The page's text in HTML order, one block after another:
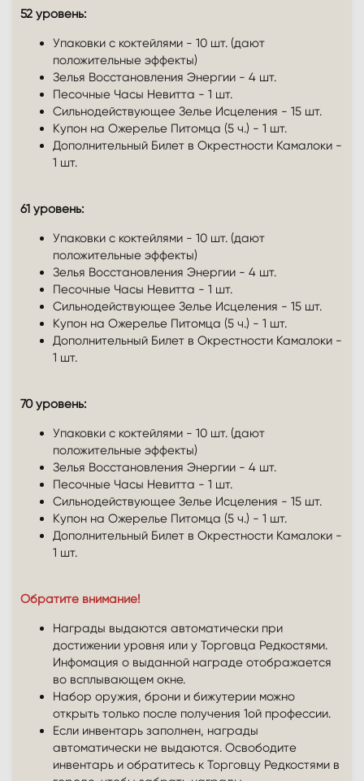
52 уровень:
Упаковки с коктейлями - 10 шт. (дают
положительные эффекты)
Зелья Восстановления Энергии - 4 шт.
Песочные Часы Невитта - 1 шт.
Сильнодействующее Зелье Исцеления - 15 шт.
Купон на Ожерелье Питомца (5 ч.) - 1 шт.
Дополнительный Билет в Окрестности Камалоки -
1 шт.
61 уровень:
Упаковки с коктейлями - 10 шт. (дают
положительные эффекты)
Зелья Восстановления Энергии - 4 шт.
Песочные Часы Невитта - 1 шт.
Сильнодействующее Зелье Исцеления - 15 шт.
Купон на Ожерелье Питомца (5 ч.) - 1 шт.
Дополнительный Билет в Окрестности Камалоки -
1 шт.
70 уровень:
Упаковки с коктейлями - 10 шт. (дают
положительные эффекты)
Зелья Восстановления Энергии - 4 шт.
Песочные Часы Невитта - 1 шт.
Сильнодействующее Зелье Исцеления - 15 шт.
Купон на Ожерелье Питомца (5 ч.) - 1 шт.
Дополнительный Билет в Окрестности Камалоки -
1 шт.
Обратите внимание!
Награды выдаются автоматически при
достижении уровня или у Торговца Редкостями.
Инфомация о выданной награде отображается
во всплывающем окне.
Набор оружия, брони и бижутерии можно
открыть только после получения 1ой профессии.
Если инвентарь заполнен, награды
автоматически не выдаются. Освободите
инвентарь и обратитесь к Торговцу Редкостями в